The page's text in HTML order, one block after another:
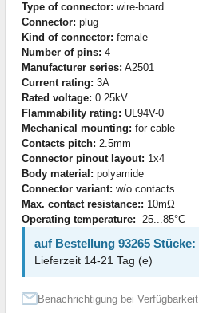
Type of connector: wire-board
Connector: plug
Kind of connector: female
Number of pins: 4
Manufacturer series: A2501
Current rating: 3A
Rated voltage: 0.25kV
Flammability rating: UL94V-0
Mechanical mounting: for cable
Contacts pitch: 2.5mm
Connector pinout layout: 1x4
Body material: polyamide
Connector variant: w/o contacts
Max. contact resistance:: 10mΩ
Operating temperature: -25...85°C
auf Bestellung 93265 Stücke:
Lieferzeit 14-21 Tag (e)
Benachrichtigung bei Verfügbarkeit